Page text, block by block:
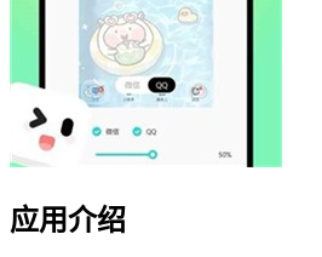
应用介绍